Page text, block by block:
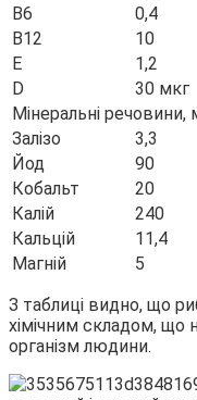
В6
0,4
В12
10
Е
1,2
D
30 мкг
Мінеральні речовини,
Залізо
3,3
Йод
90
Кобальт
20
Калій
240
Кальцій
11,4
Магній
5
З таблиці видно, що
хімічним складом, що
організм людини.